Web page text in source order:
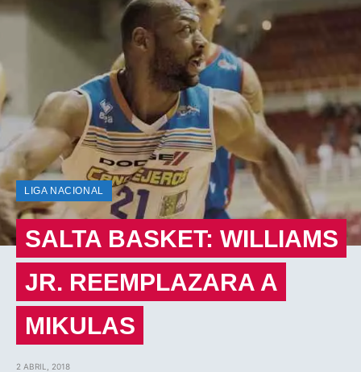
LIGA NACIONAL
SALTA BASKET: WILLIAMS
JR. REEMPLAZARA A
MIKULAS
2 ABRIL, 2018